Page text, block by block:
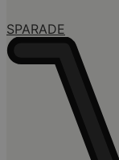
SPARADE